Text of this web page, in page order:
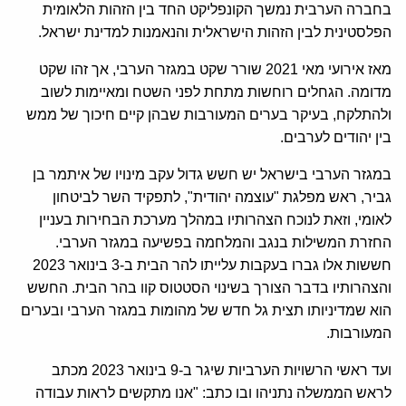
בחברה הערבית נמשך הקונפליקט החד בין הזהות הלאומית
הפלסטינית לבין הזהות הישראלית והנאמנות למדינת ישראל.
מאז אירועי מאי 2021 שורר שקט במגזר הערבי, אך זהו שקט
מדומה. הגחלים רוחשות מתחת לפני השטח ומאיימות לשוב
ולהתלקח, בעיקר בערים המעורבות שבהן קיים חיכוך של ממש
בין יהודים לערבים.
במגזר הערבי בישראל יש חשש גדול עקב מינויו של איתמר בן
גביר, ראש מפלגת "עוצמה יהודית", לתפקיד השר לביטחון
לאומי, וזאת לנוכח הצהרותיו במהלך מערכת הבחירות בעניין
החזרת המשילות בנגב והמלחמה בפשיעה במגזר הערבי.
חששות אלו גברו בעקבות עלייתו להר הבית ב-3 בינואר 2023
והצהרותיו בדבר הצורך בשינוי הסטטוס קוו בהר הבית. החשש
הוא שמדיניותו תצית גל חדש של מהומות במגזר הערבי ובערים
המעורבות.
ועד ראשי הרשויות הערביות שיגר ב-9 בינואר 2023 מכתב
לראש הממשלה נתניהו ובו כתב: "אנו מתקשים לראות עבודה